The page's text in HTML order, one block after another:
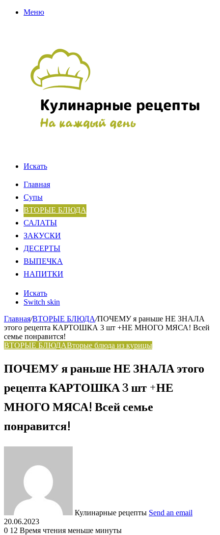
Меню
Искать
Главная
Супы
ВТОРЫЕ БЛЮДА
САЛАТЫ
ЗАКУСКИ
ДЕСЕРТЫ
ВЫПЕЧКА
НАПИТКИ
Искать
Switch skin
Главная/ВТОРЫЕ БЛЮДА/ПОЧЕМУ я раньше НЕ ЗНАЛА
этого рецепта КАРТОШКА 3 шт +НЕ МНОГО МЯСА! Всей
семье понравится!
ВТОРЫЕ БЛЮДАВторые блюда из курицы
ПОЧЕМУ я раньше НЕ ЗНАЛА этого
рецепта КАРТОШКА 3 шт +НЕ
МНОГО МЯСА! Всей семье
понравится!
Кулинарные рецепты Send an email
20.06.2023
0 12 Время чтения меньше минуты